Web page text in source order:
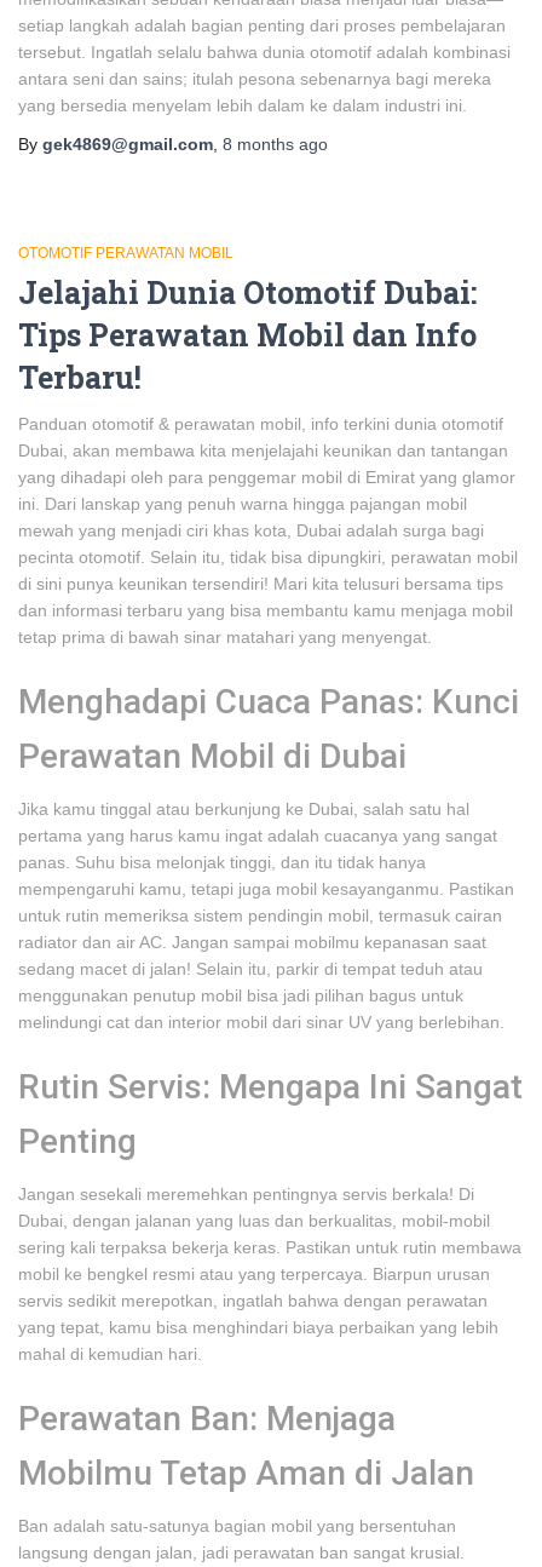
setiap langkah adalah bagian penting dari proses pembelajaran
tersebut. Ingatlah selalu bahwa dunia otomotif adalah kombinasi
antara seni dan sains; itulah pesona sebenarnya bagi mereka
yang bersedia menyelam lebih dalam ke dalam industri ini.
By gek4869@gmail.com 8 months ago
OTOMOTIF PERAWATAN MOBIL
Jelajahi Dunia Otomotif Dubai:
Tips Perawatan Mobil dan Info
Terbaru!
Panduan otomotif & perawatan mobil, info terkini dunia otomotif
Dubai, akan membawa kita menjelajahi keunikan dan tantangan
yang dihadapi oleh para penggemar mobil di Emirat yang glamor
ini. Dari lanskap yang penuh warna hingga pajangan mobil
mewah yang menjadi ciri khas kota, Dubai adalah surga bagi
pecinta otomotif. Selain itu, tidak bisa dipungkiri, perawatan mobil
di sini punya keunikan tersendiri! Mari kita telusuri bersama tips
dan informasi terbaru yang bisa membantu kamu menjaga mobil
tetap prima di bawah sinar matahari yang menyengat.
Menghadapi Cuaca Panas: Kunci
Perawatan Mobil di Dubai
Jika kamu tinggal atau berkunjung ke Dubai, salah satu hal
pertama yang harus kamu ingat adalah cuacanya yang sangat
panas. Suhu bisa melonjak tinggi, dan itu tidak hanya
mempengaruhi kamu, tetapi juga mobil kesayanganmu. Pastikan
untuk rutin memeriksa sistem pendingin mobil, termasuk cairan
radiator dan air AC. Jangan sampai mobilmu kepanasan saat
sedang macet di jalan! Selain itu, parkir di tempat teduh atau
menggunakan penutup mobil bisa jadi pilihan bagus untuk
melindungi cat dan interior mobil dari sinar UV yang berlebihan.
Rutin Servis: Mengapa Ini Sangat
Penting
Jangan sesekali meremehkan pentingnya servis berkala! Di
Dubai, dengan jalanan yang luas dan berkualitas, mobil-mobil
sering kali terpaksa bekerja keras. Pastikan untuk rutin membawa
mobil ke bengkel resmi atau yang terpercaya. Biarpun urusan
servis sedikit merepotkan, ingatlah bahwa dengan perawatan
yang tepat, kamu bisa menghindari biaya perbaikan yang lebih
mahal di kemudian hari.
Perawatan Ban: Menjaga
Mobilmu Tetap Aman di Jalan
Ban adalah satu-satunya bagian mobil yang bersentuhan
langsung dengan jalan, jadi perawatan ban sangat krusial.